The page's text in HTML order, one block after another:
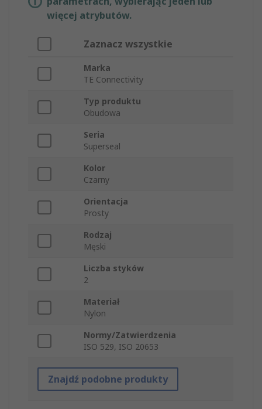
więcej atrybutów.
Zaznacz wszystkie
Marka
TE Connectivity
Typ produktu
Obudowa
Seria
Superseal
Kolor
Czarny
Orientacja
Prosty
Rodzaj
Męski
Liczba styków
2
Materiał
Nylon
Normy/Zatwierdzenia
ISO 529, ISO 20653
Znajdź podobne produkty